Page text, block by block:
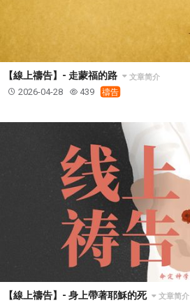
【線上禱告】- 走蒙福的路 文章简介
2026-04-28 439 禱告
【線上禱告】- 身上帶著耶穌的死 文章简介